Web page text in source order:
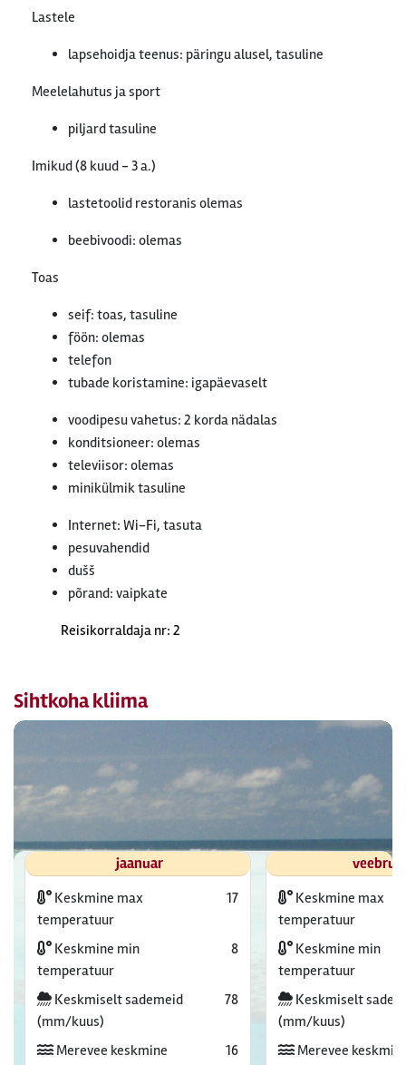
Lastele
lapsehoidja teenus: päringu alusel, tasuline
Meelelahutus ja sport
piljard tasuline
Imikud (8 kuud - 3 a.)
lastetoolid restoranis olemas
beebivoodi: olemas
Toas
seif: toas, tasuline
föön: olemas
telefon
tubade koristamine: igapäevaselt
voodipesu vahetus: 2 korda nädalas
konditsioneer: olemas
televiisor: olemas
minikülmik tasuline
Internet: Wi-Fi, tasuta
pesuvahendid
dušš
põrand: vaipkate
Reisikorraldaja nr: 2
Sihtkoha kliima
jaanuar
Keskmine max
temperatuur
17
Keskmine min
temperatuur
8
Keskmiselt sademeid
(mm/kuus)
78
Merevee keskmine
16
Keskmine max
temperatuur
Keskmine min
temperatuur
Keskmiselt
(mm/kuus)
Merevee